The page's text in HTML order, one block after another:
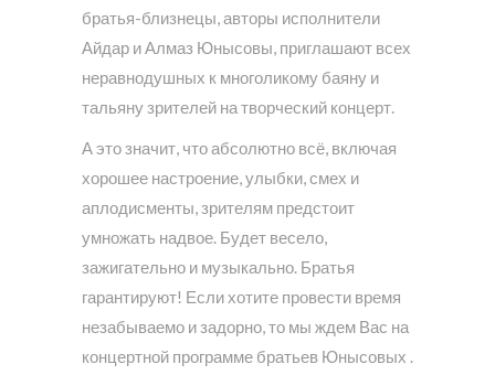
братья-близнецы, авторы исполнители
Айдар и Алмаз Юнысовы, приглашают всех
неравнодушных к многоликому баяну и
тальяну зрителей на творческий концерт.
А это значит, что абсолютно всё, включая
хорошее настроение, улыбки, смех и
аплодисменты, зрителям предстоит
умножать надвое. Будет весело,
зажигательно и музыкально. Братья
гарантируют! Если хотите провести время
незабываемо и задорно, то мы ждем Вас на
концертной программе братьев Юнысовых .